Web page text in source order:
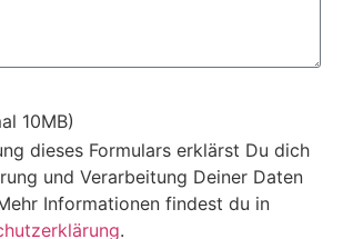
10MB)
dieses Formulars erklärst Du dich
und Verarbeitung Deiner Daten
Informationen findest du in
.